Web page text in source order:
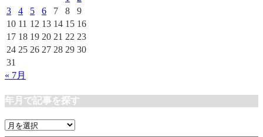
3
4 5 6 7 8
9
10 11 12 13 14 15 16
17 18 19 20 21 22 23
24 25 26 27 28 29 30
31
« 7月
年月で記事を探す
年